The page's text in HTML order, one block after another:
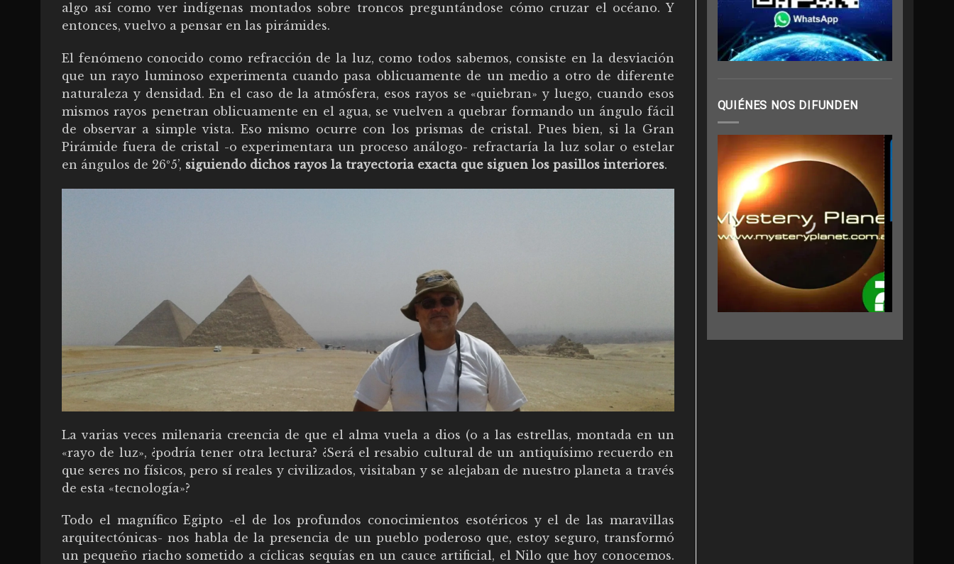
algo así como ver indígenas montados sobre troncos preguntándose cómo cruzar el océano. Y
entonces, vuelvo a pensar en las pirámides.
El fenómeno conocido como refracción de la luz, como todos sabemos, consiste en la desviación
que un rayo luminoso experimenta cuando pasa oblicuamente de un medio a otro de diferente
naturaleza y densidad. En el caso de la atmósfera, esos rayos se «quiebran» y luego, cuando esos
mismos rayos penetran oblicuamente en el agua, se vuelven a quebrar formando un ángulo fácil
de observar a simple vista. Eso mismo ocurre con los prismas de cristal. Pues bien, si la Gran
Pirámide fuera de cristal -o experimentara un proceso análogo- refractaría la luz solar o estelar
en ángulos de 26º5’, siguiendo dichos rayos la trayectoria exacta que siguen los pasillos interiores.
La varias veces milenaria creencia de que el alma vuela a dios (o a las estrellas, montada en un
«rayo de luz», ¿podría tener otra lectura? ¿Será el resabio cultural de un antiquísimo recuerdo en
que seres no físicos, pero sí reales y civilizados, visitaban y se alejaban de nuestro planeta a través
de esta «tecnología»?
Todo el magnífico Egipto -el de los profundos conocimientos esotéricos y el de las maravillas
arquitectónicas- nos habla de la presencia de un pueblo poderoso que, estoy seguro, transformó
un pequeño riacho sometido a cíclicas sequías en un cauce artificial, el Nilo que hoy conocemos.
QUIÉNES NOS DIFUNDEN